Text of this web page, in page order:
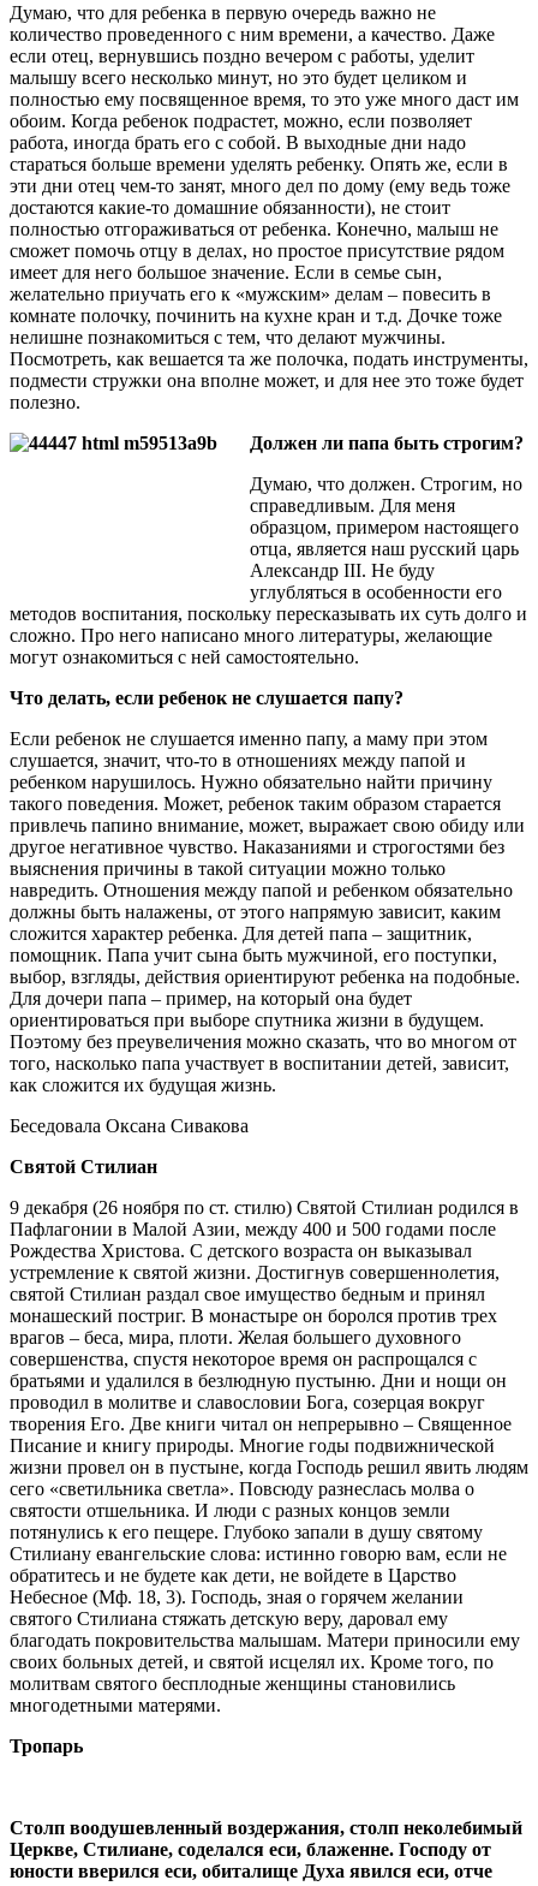
Думаю, что для ребенка в первую очередь важно не
количество проведенного с ним времени, а качество. Даже
если отец, вернувшись поздно вечером с работы, уделит
малышу всего несколько минут, но это будет целиком и
полностью ему посвященное время, то это уже много даст им
обоим. Когда ребенок подрастет, можно, если позволяет
работа, иногда брать его с собой. В выходные дни надо
стараться больше времени уделять ребенку. Опять же, если в
эти дни отец чем-то занят, много дел по дому (ему ведь тоже
достаются какие-то домашние обязанности), не стоит
полностью отгораживаться от ребенка. Конечно, малыш не
сможет помочь отцу в делах, но простое присутствие рядом
имеет для него большое значение. Если в семье сын,
желательно приучать его к «мужским» делам – повесить в
комнате полочку, починить на кухне кран и т.д. Дочке тоже
нелишне познакомиться с тем, что делают мужчины.
Посмотреть, как вешается та же полочка, подать инструменты,
подмести стружки она вполне может, и для нее это тоже будет
полезно.
Должен ли папа быть строгим?
Думаю, что должен. Строгим, но
справедливым. Для меня
образцом, примером настоящего
отца, является наш русский царь
Александр III. Не буду
углубляться в особенности его
методов воспитания, поскольку пересказывать их суть долго и
сложно. Про него написано много литературы, желающие
могут ознакомиться с ней самостоятельно.
Что делать, если ребенок не слушается папу?
Если ребенок не слушается именно папу, а маму при этом
слушается, значит, что-то в отношениях между папой и
ребенком нарушилось. Нужно обязательно найти причину
такого поведения. Может, ребенок таким образом старается
привлечь папино внимание, может, выражает свою обиду или
другое негативное чувство. Наказаниями и строгостями без
выяснения причины в такой ситуации можно только
навредить. Отношения между папой и ребенком обязательно
должны быть налажены, от этого напрямую зависит, каким
сложится характер ребенка. Для детей папа – защитник,
помощник. Папа учит сына быть мужчиной, его поступки,
выбор, взгляды, действия ориентируют ребенка на подобные.
Для дочери папа – пример, на который она будет
ориентироваться при выборе спутника жизни в будущем.
Поэтому без преувеличения можно сказать, что во многом от
того, насколько папа участвует в воспитании детей, зависит,
как сложится их будущая жизнь.
Беседовала Оксана Сивакова
Святой Стилиан
9 декабря (26 ноября по ст. стилю) Святой Стилиан родился в
Пафлагонии в Малой Азии, между 400 и 500 годами после
Рождества Христова. С детского возраста он выказывал
устремление к святой жизни. Достигнув совершеннолетия,
святой Стилиан раздал свое имущество бедным и принял
монашеский постриг. В монастыре он боролся против трех
врагов – беса, мира, плоти. Желая большего духовного
совершенства, спустя некоторое время он распрощался с
братьями и удалился в безлюдную пустыню. Дни и нощи он
проводил в молитве и славословии Бога, созерцая вокруг
творения Его. Две книги читал он непрерывно – Священное
Писание и книгу природы. Многие годы подвижнической
жизни провел он в пустыне, когда Господь решил явить людям
сего «светильника светла». Повсюду разнеслась молва о
святости отшельника. И люди с разных концов земли
потянулись к его пещере. Глубоко запали в душу святому
Стилиану евангельские слова: истинно говорю вам, если не
обратитесь и не будете как дети, не войдете в Царство
Небесное (Мф. 18, 3). Господь, зная о горячем желании
святого Стилиана стяжать детскую веру, даровал ему
благодать покровительства малышам. Матери приносили ему
своих больных детей, и святой исцелял их. Кроме того, по
молитвам святого бесплодные женщины становились
многодетными матерями.
Тропарь
Столп воодушевленный воздержания, столп неколебимый
Церкве, Стилиане, соделался еси, блаженне. Господу от
юности вверился еси, обиталище Духа явился еси, отче